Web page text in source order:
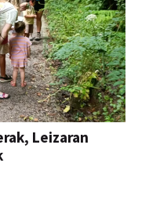
Leizaran